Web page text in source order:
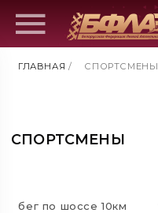
ГЛАВНАЯ / СПОРТСМЕНЫ
СПОРТСМЕНЫ
бег по шоссе 10км